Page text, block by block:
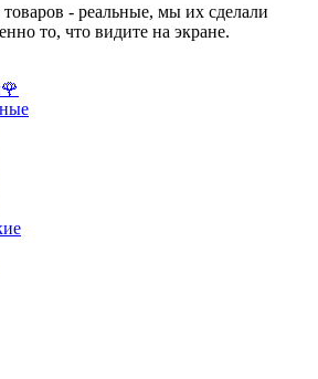
- реальные, мы их сделали
то, что видите на экране.